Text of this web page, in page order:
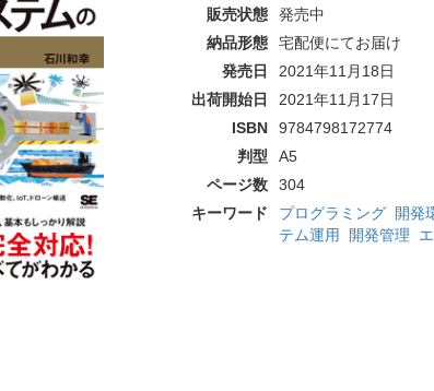
販売状態
発売中
納品形態
宅配便にてお届け
発売日
2021年11月18日
出荷開始日
2021年11月17日
ISBN
9784798172774
判型
A5
ページ数
304
キーワード
プログラミング 開発
テム運用
開発管理